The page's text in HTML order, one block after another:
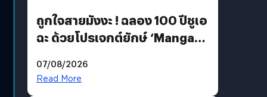
ถูกใจสายมังงะ ! ฉลอง 100 ปีชูเอ
ฉะ ด้วยโปรเจกต์ยักษ์ ‘Manga
มีภาษาไทยด้วย
07/08/2026
Read More